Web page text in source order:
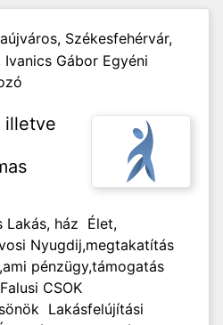
Székesfehérvár,
Ivanics Gábor Egyéni
illetve
Lakás, ház Élet,
Nyugdij,megtakatítás
pénzügy,támogatás
CSOK
Lakásfelújítási